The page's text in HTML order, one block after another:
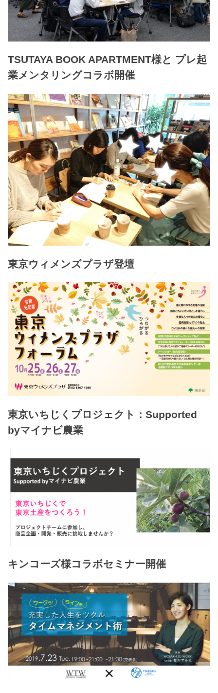
TSUTAYA BOOK APARTMENT様と プレ起
業メンタリングコラボ開催
東京ウィメンズプラザ登壇
東京いちじくプロジェクト：Supported
byマイナビ農業
キンコーズ様コラボセミナー開催